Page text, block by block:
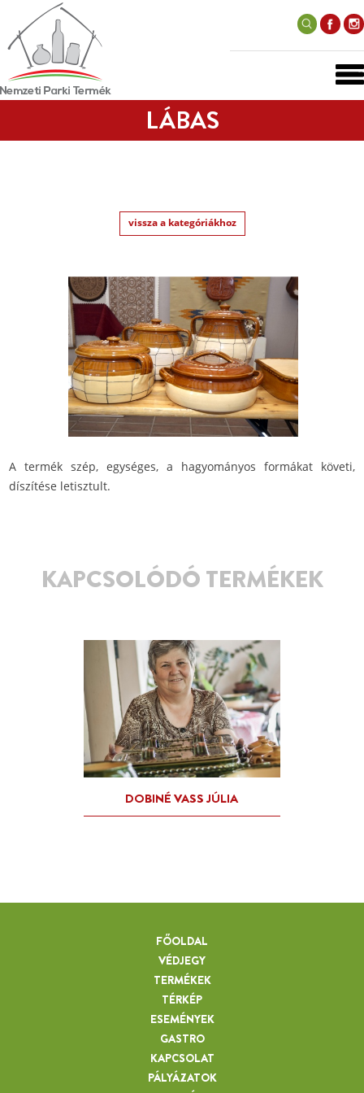
LÁBAS
vissza a kategóriákhoz
A termék szép, egységes, a hagyományos formákat követi,
díszítése letisztult.
KAPCSOLÓDÓ TERMÉKEK
FŐOLDAL
VÉDJEGY
TERMÉKEK
TÉRKÉP
ESEMÉNYEK
GASTRO
KAPCSOLAT
PÁLYÁZATOK